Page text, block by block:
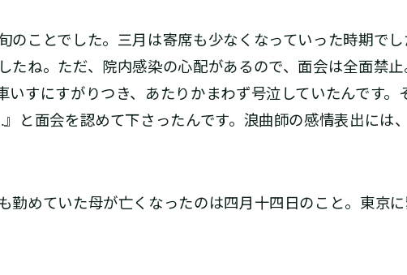
のことでした。三月は寄席も少なくなっていった時期で
たね。ただ、院内感染の心配があるので、面会は全面禁
いすにすがりつき、あたりかまわず号泣していたんです
と面会を認めて下さったんです。浪曲師の感情表出には
めていた母が亡くなったのは四月十四日のこと。東京